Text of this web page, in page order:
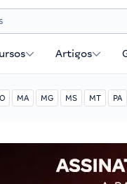
Artigos
MA MG MS MT PA